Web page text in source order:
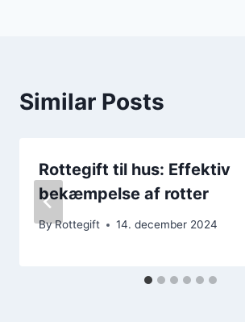
Similar Posts
Rottegift til hus: Effektiv
bekæmpelse af rotter
ByRottegift 14. december 2024